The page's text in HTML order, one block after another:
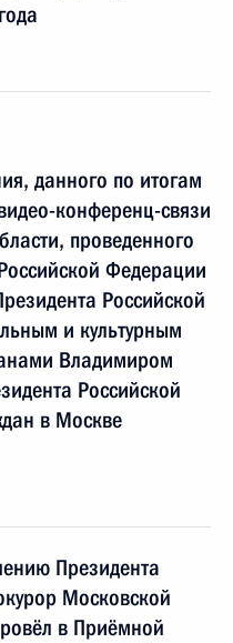
данного по итогам
конференц-связи
проведенного
Федерации
Российской
и культурным
Владимиром
Российской
в Москве
Президента
Московской
в Приёмной